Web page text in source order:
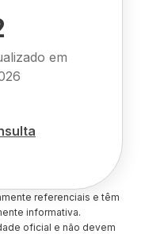
em
referenciais e têm
informativa.
oficial e não devem